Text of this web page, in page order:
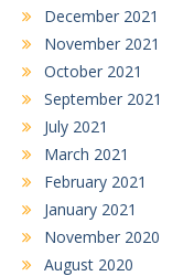
December 2021
November 2021
October 2021
September 2021
July 2021
March 2021
February 2021
January 2021
November 2020
August 2020